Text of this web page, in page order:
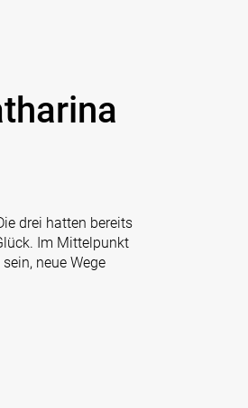
drei hatten bereits
Im Mittelpunkt
neue Wege